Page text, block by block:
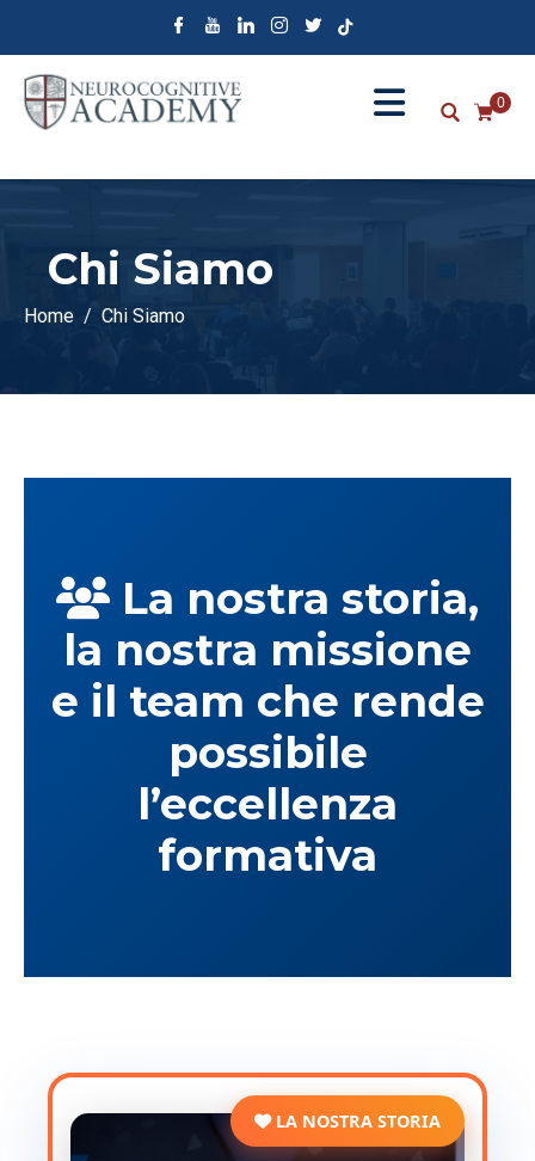
0
Chi Siamo
Home Chi Siamo
La nostra storia,
la nostra missione
e il team che rende
possibile
l’eccellenza
formativa
LA NOSTRA STORIA